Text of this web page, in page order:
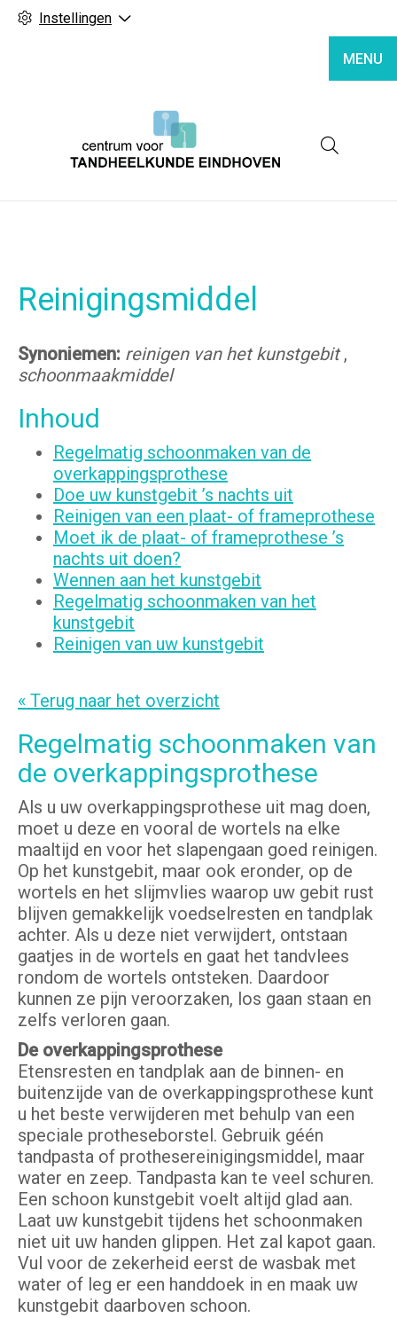
Instellingen
MENU
Reinigingsmiddel
Synoniemen: reinigen van het kunstgebit,
schoonmaakmiddel
Inhoud
Regelmatig schoonmaken van de
overkappingsprothese
Doe uw kunstgebit ’s nachts uit
Reinigen van een plaat- of frameprothese
Moet ik de plaat- of frameprothese ’s
nachts uit doen?
Wennen aan het kunstgebit
Regelmatig schoonmaken van het
kunstgebit
Reinigen van uw kunstgebit
« Terug naar het overzicht
Regelmatig schoonmaken van
de overkappingsprothese
Als u uw overkappingsprothese uit mag doen,
moet u deze en vooral de wortels na elke
maaltijd en voor het slapengaan goed reinigen.
Op het kunstgebit, maar ook eronder, op de
wortels en het slijmvlies waarop uw gebit rust
blijven gemakkelijk voedselresten en tandplak
achter. Als u deze niet verwijdert, ontstaan
gaatjes in de wortels en gaat het tandvlees
rondom de wortels ontsteken. Daardoor
kunnen ze pijn veroorzaken, los gaan staan en
zelfs verloren gaan.
De overkappingsprothese
Etensresten en tandplak aan de binnen- en
buitenzijde van de overkappingsprothese kunt
u het beste verwijderen met behulp van een
speciale protheseborstel. Gebruik géén
tandpasta of prothesereinigingsmiddel, maar
water en zeep. Tandpasta kan te veel schuren.
Een schoon kunstgebit voelt altijd glad aan.
Laat uw kunstgebit tijdens het schoonmaken
niet uit uw handen glippen. Het zal kapot gaan.
Vul voor de zekerheid eerst de wasbak met
water of leg er een handdoek in en maak uw
kunstgebit daarboven schoon.